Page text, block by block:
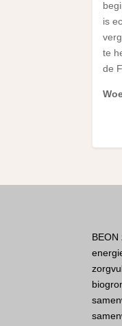
is
te
de